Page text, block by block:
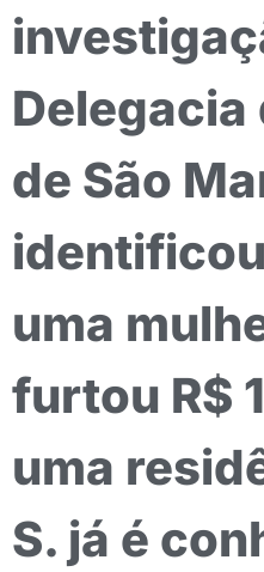
Delegacia
de São
uma
furtou R$
uma
S. já é